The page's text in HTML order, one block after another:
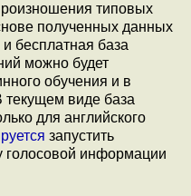
типовых
полученных данных
бесплатная база
можно будет
обучения и в
текущем виде база
для английского
запустить
голосовой информации